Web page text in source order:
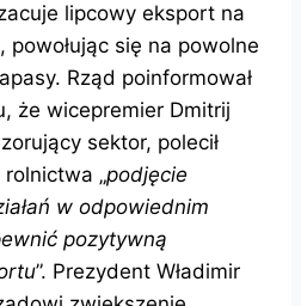
lipcowy eksport na
powołując się na powolne
Rząd poinformował
że wicepremier Dmitrij
sektor, polecił
„podjęcie
w odpowiednim
pozytywną
”. Prezydent Władimir